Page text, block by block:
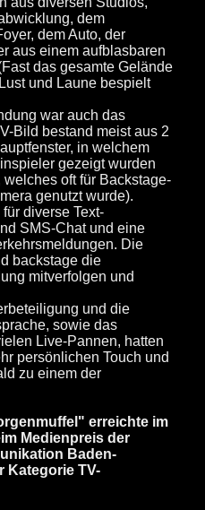
dem
dem Auto, der
aus einem aufblasbaren
das gesamte Gelände
und Laune bespielt
war auch das
Bild bestand meist aus 2
in welchem
gezeigt wurden
oft für Backstage-
genutzt wurde).
diverse Text-
SMS-Chat und eine
Die
backstage die
mitverfolgen und
und die
sowie das
Live-Pannen, hatten
persönlichen Touch und
zu einem der
erreichte im
Medienpreis der
Baden-
Kategorie TV-